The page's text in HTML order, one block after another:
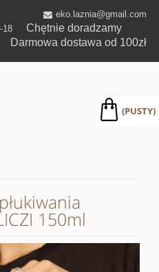
eko.laznia@gmail.com
18 Chętnie doradzamy
Darmowa dostawa od 100zł
(PUSTY)
150ml